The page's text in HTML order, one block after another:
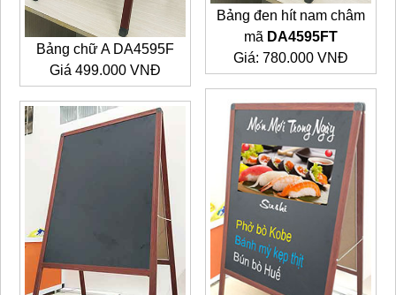
Bảng chữ A DA4595F
Giá 499.000 VNĐ
Bảng đen hít nam châm
mã DA4595FT
Giá: 780.000 VNĐ